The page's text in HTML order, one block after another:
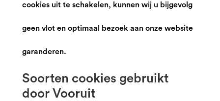
cookies uit te schakelen, kunnen wij u bijgevolg
geen vlot en optimaal bezoek aan onze website
garanderen.
Soorten cookies gebruikt
door Vooruit